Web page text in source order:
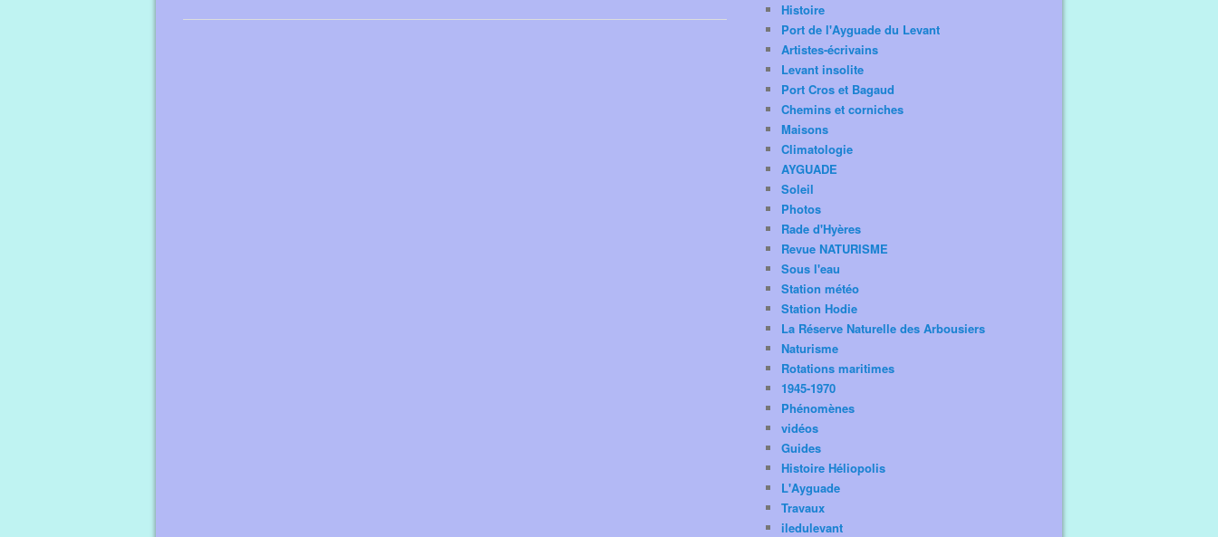
Histoire
Port de l'Ayguade du Levant
Artistes-écrivains
Levant insolite
Port Cros et Bagaud
Chemins et corniches
Maisons
Climatologie
AYGUADE
Soleil
Photos
Rade d'Hyères
Revue NATURISME
Sous l'eau
Station météo
Station Hodie
La Réserve Naturelle des Arbousiers
Naturisme
Rotations maritimes
1945-1970
Phénomènes
vidéos
Guides
Histoire Héliopolis
L'Ayguade
Travaux
iledulevant